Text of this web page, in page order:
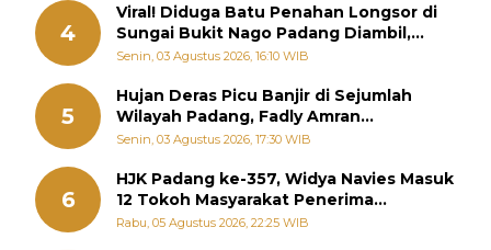
4
Viral! Diduga Batu Penahan Longsor di
Sungai Bukit Nago Padang Diambil,
Warga Khawatir Bencana Terulang
Senin, 03 Agustus 2026, 16:10 WIB
5
Hujan Deras Picu Banjir di Sejumlah
Wilayah Padang, Fadly Amran
Perintahkan OPD Siaga
Senin, 03 Agustus 2026, 17:30 WIB
6
HJK Padang ke-357, Widya Navies Masuk
12 Tokoh Masyarakat Penerima
Penghargaan Pemko Padang
Rabu, 05 Agustus 2026, 22:25 WIB